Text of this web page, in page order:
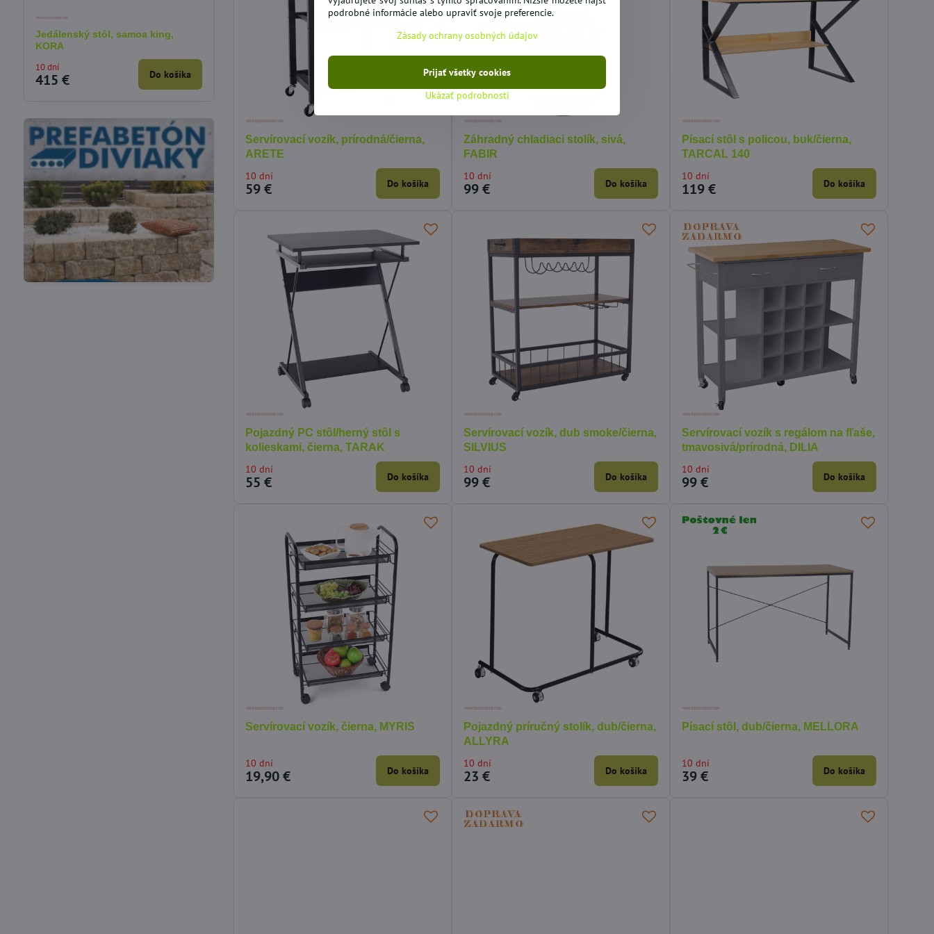
Servírovací vozík, prírodná/čierna,
ARETE
10 dní
59 € Do košíka
Záhradný chladiaci stolík, sivá,
FABIR
10 dní
99 € Do košíka
Písací stôl s policou, buk/čierna,
TARCAL 140
10 dní
119 € Do košíka
Pojazdný PC stôl/herný stôl s
kolieskami, čierna, TARAK
10 dní
55 € Do košíka
Servírovací vozík, dub smoke/čierna,
SILVIUS
10 dní
99 € Do košíka
Servírovací vozík s regálom na fľaše,
tmavosivá/prírodná, DILIA
10 dní
99 € Do košíka
Servírovací vozík, čierna, MYRIS
10 dní
19,90 € Do košíka
Pojazdný príručný stolík, dub/čierna,
ALLYRA
10 dní
23 € Do košíka
Písací stôl, dub/čierna, MELLORA
10 dní
39 € Do košíka
Jedálenský stôl, samoa king,
KORA
10 dní
415 € Do košíka
Vákuové skladovanie
potravín
Potreby pre cukrárov
podrobné informácie alebo upraviť svoje preferencie.
Zásady ochrany osobných údajov
Ukázať podrobnosti
Prijať všetky cookies